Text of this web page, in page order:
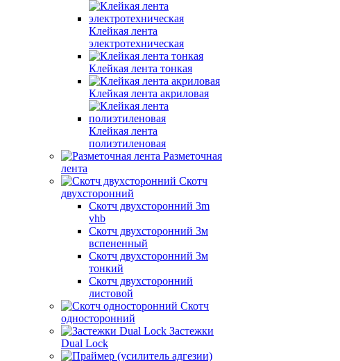
Клейкая лента
электротехническая
Клейкая лента тонкая
Клейкая лента акриловая
Клейкая лента
полиэтиленовая
Разметочная
лента
Скотч
двухсторонний
Скотч двухсторонний 3m
vhb
Скотч двухсторонний 3м
вспененный
Скотч двухсторонний 3м
тонкий
Скотч двухсторонний
листовой
Скотч
односторонний
Застежки
Dual Lock